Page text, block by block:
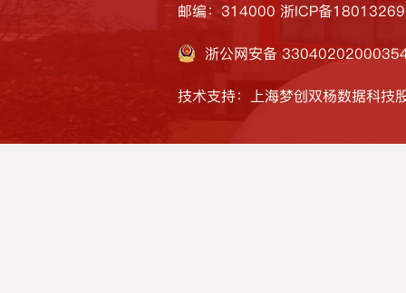
邮编：314000 浙ICP备
浙公网安备
技术支持：上海梦创双杨数据科技